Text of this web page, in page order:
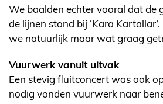
We baalden echter vooral dat de
de lijnen stond bij ‘Kara
we natuurlijk maar wat graag
Vuurwerk vanuit uitvak
Een stevig fluitconcert was ook
nodig vonden vuurwerk naar